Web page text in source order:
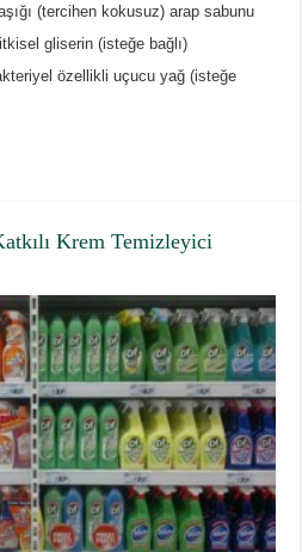
(tercihen kokusuz) arap sabunu
gliserin (isteğe bağlı)
özellikli uçucu yağ (isteğe
Krem Temizleyici